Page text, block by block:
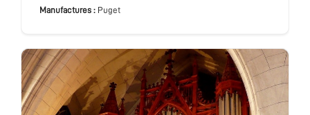
Manufactures : Puget